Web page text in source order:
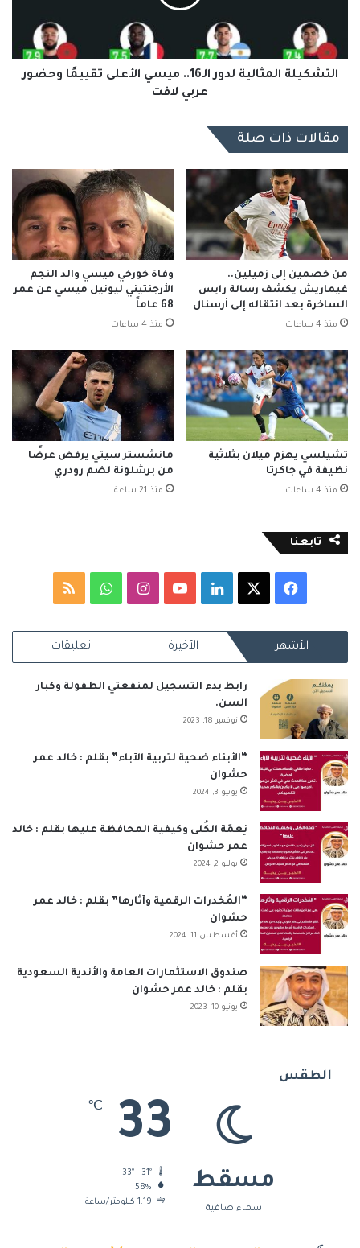
وحضور
عربي
لافت
التشكيلة المثالية لدور الـ16.. ميسي الأعلى تقييمًا وحضور
عربي لافت
مقالات ذات صلة
من خصمين إلى زميلين..
غيماريش يكشف رسالة رايس
الساخرة بعد انتقاله إلى أرسنال
منذ 4 ساعات
وفاة خورخي ميسي والد النجم
الأرجنتيني ليونيل ميسي عن عمر
68 عاماً
منذ 4 ساعات
تشيلسي يهزم ميلان بثلاثية
نظيفة في جاكرتا
منذ 4 ساعات
مانشستر سيتي يرفض عرضًا
من برشلونة لضم رودري
منذ 21 ساعة
تابعنا
فيسبوك لينكدإن‫YouTubeانستقرامواتسابملخص
RSS الأشهر الأخيرة تعليقات
رابط بدء التسجيل لمنفعتي الطفولة وكبار
السن.
نوفمبر 18, 2023
“الأبناء ضحية لتربية الآباء” بقلم : خالد عمر
حشوان
يونيو 3, 2024
نِعمَة الكُلى وكيفية المحافظة عليها بقلم : خالد
عمر حشوان
يوليو 2, 2024
“المُخدرات الرقمية وآثارها” بقلم : خالد عمر
حشوان
أغسطس 11, 2024
صندوق الاستثمارات العامة والأندية السعودية
بقلم : خالد عمر حشوان
يونيو 10, 2023
الطقس
مسقط
سماء صافية
33
℃
58%
1.19 كيلومتر/ساعة